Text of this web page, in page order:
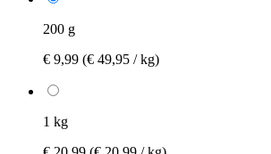
200 g
€ 9,99 (€ 49,95 / kg)
1 kg